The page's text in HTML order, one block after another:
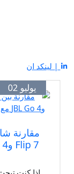
| لينكد ان
يوليو 02